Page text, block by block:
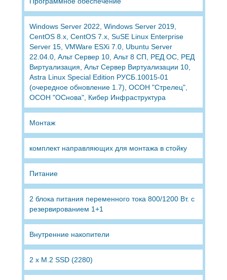
Windows Server 2022, Windows Server 2019,
CentOS 8.x, CentOS 7.x, SuSE Linux Enterprise
Server 15, VMWare ESXi 7.0, Ubuntu Server
22.04.0, Альт Сервер 10, Альт 8 СП, РЕД ОС, РЕД
Виртуализация, Альт Сервер Виртуализации 10,
Astra Linux Special Edition РУСБ.10015-01
(очередное обновление 1.7), ОСОН "Стрелец",
ОСОН "ОСнова", Кибер Инфраструктура
Монтаж
комплект направляющих для монтажа в стойку
Питание
2 блока питания переменного тока 800/1200 Вт. с
резервированием 1+1
Внутренние накопители
2 x M.2 SSD (2280)